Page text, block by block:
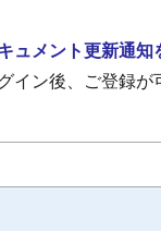
ュメント更新通知
イン後、ご登録が